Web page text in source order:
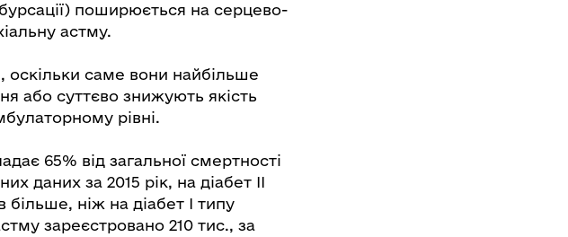
поширюється на серцево-
астму.
оскільки саме вони найбільше
або суттєво знижують якість
рівні.
65% від загальної смертності
даних за 2015 рік, на діабет ІІ
ніж на діабет І типу
зареєстровано 210 тис., за